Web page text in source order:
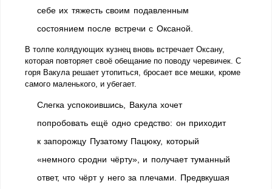
себе их тяжесть своим подавленным
состоянием после встречи с Оксаной.
В толпе колядующих кузнец вновь встречает Оксану,
которая повторяет своё обещание по поводу черевичек. С
горя Вакула решает утопиться, бросает все мешки, кроме
самого маленького, и убегает.
Слегка успокоившись, Вакула хочет
попробовать ещё одно средство: он приходит
к запорожцу Пузатому Пацюку, который
«немного сродни чёрту», и получает туманный
ответ, что чёрт у него за плечами. Предвкушая